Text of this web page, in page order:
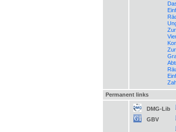
Permanent links
DMG-Lib
GBV